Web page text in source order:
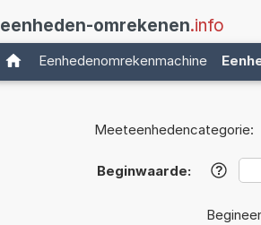
eenheden-omrekenen.info
Eenhedenomrekenmachine
Meeteenhedencategorie:
Beginwaarde: ?